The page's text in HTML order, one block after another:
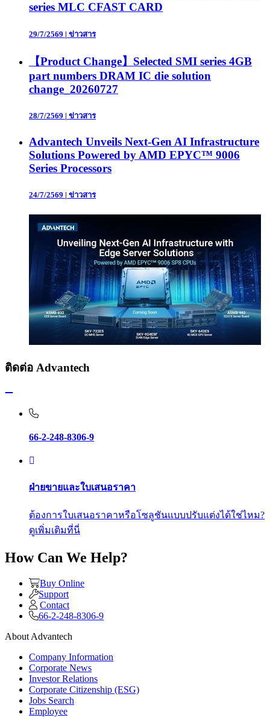
series MLC CFAST CARD
29/7/2569 | ข่าวสาร
【Product Change】Selected SMI series 4GB
part numbers DRAM IC die solution
change_20260727
28/7/2569 | ข่าวสาร
Advantech Unveils Next-Gen AI Infrastructure
Solutions Powered by AMD EPYC™ 9006
Series Processors
24/7/2569 | ข่าวสาร
ติดต่อ Advantech
66-2-248-8306-9
ฝ่ายขายและใบเสนอราคา
ต้องการใบเสนอราคาหรือโซลูชันแบบปรับแต่งได้ใช่ไหม?
ดูเพิ่มเติมที่นี่
How Can We Help?
Buy Online
Support
Contact
66-2-248-8306-9
About Advantech
Company Information
Corporate News
Investor Relations
Corporate Citizenship (ESG)
Jobs Search
Employee